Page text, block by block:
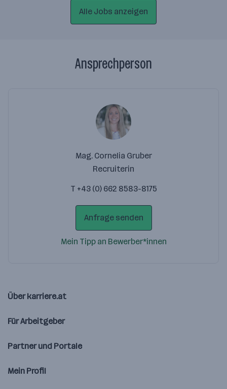
Alle Jobs anzeigen
Ansprechperson
Mag. Cornelia Gruber
Recruiterin
T +43 (0) 662 8583-8175
Anfrage senden
Mein Tipp an Bewerber*innen
Über karriere.at
Für Arbeitgeber
Partner und Portale
Mein Profil